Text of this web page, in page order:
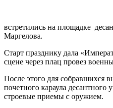
встретились на площадке
Маргелова.
Старт празднику дала
сцене через плац провез
После этого для собравшихся
почетного караула десантного
строевые приемы с оружием.